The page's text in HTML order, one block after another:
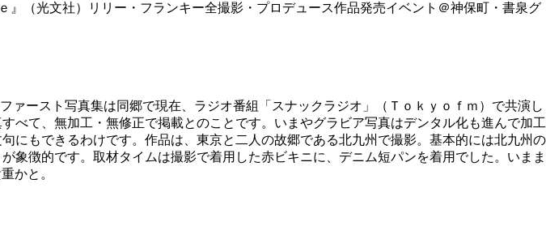
（光文社）リリー・フランキー全撮影・プロデュース作品発売イベント＠神保町・書泉グ
ースト写真集は同郷で現在、ラジオ番組「スナックラジオ」（Ｔｏｋｙｏｆｍ）で共演し
て、無加工・無修正で掲載とのことです。いまやグラビア写真はデンタル化も進んで加工
にもできるわけです。作品は、東京と二人の故郷である北九州で撮影。基本的には北九州の
徴的です。取材タイムは撮影で着用した赤ビキニに、デニム短パンを着用でした。いまま
かと。